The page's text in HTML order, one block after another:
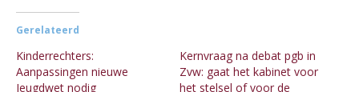
Gerelateerd
Kinderrechters:
Aanpassingen nieuwe
Jeugdwet nodig
Kernvraag na debat pgb in
Zvw: gaat het kabinet voor
het stelsel of voor de